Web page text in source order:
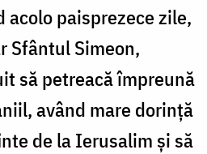
acolo paisprezece zile,
Sfântul Simeon,
să petreacă împreună
având mare dorință
de la Ierusalim și să